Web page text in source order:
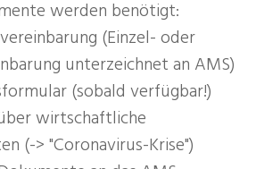
werden benötigt:
(Einzel- oder
unterzeichnet an AMS)
(sobald verfügbar!)
wirtschaftliche
(-> "Coronavirus-Krise")